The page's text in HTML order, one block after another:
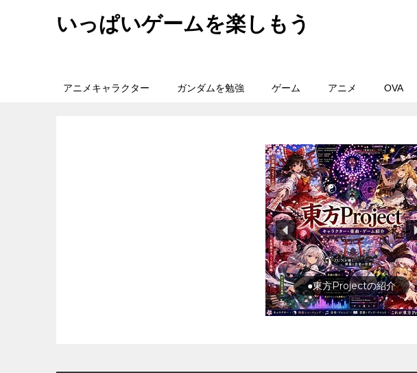
いっぱいゲームを楽しもう
アニメキャラクター ガンダムを勉強 ゲーム アニメ OVA
旅行の前に旅行先をチェック